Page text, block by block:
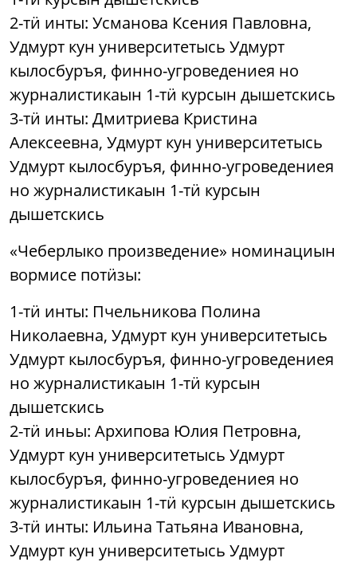
2-тӥ инты: Усманова Ксения Павловна,
Удмурт кун университетысь Удмурт
кылосбуръя, финно-угроведениея но
журналистикаын 1-тӥ курсын дышетскись
3-тӥ инты: Дмитриева Кристина
Алексеевна, Удмурт кун университетысь
Удмурт кылосбуръя, финно-угроведениея
но журналистикаын 1-тӥ курсын
дышетскись
«Чеберлыко произведение» номинациын
вормисе потӥзы:
1-тӥ инты: Пчельникова Полина
Николаевна, Удмурт кун университетысь
Удмурт кылосбуръя, финно-угроведениея
но журналистикаын 1-тӥ курсын
дышетскись
2-тӥ иньы: Архипова Юлия Петровна,
Удмурт кун университетысь Удмурт
кылосбуръя, финно-угроведениея но
журналистикаын 1-тӥ курсын дышетскись
3-тӥ инты: Ильина Татьяна Ивановна,
Удмурт кун университетысь Удмурт